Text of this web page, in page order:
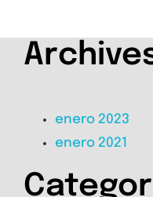
enero 2023
enero 2021